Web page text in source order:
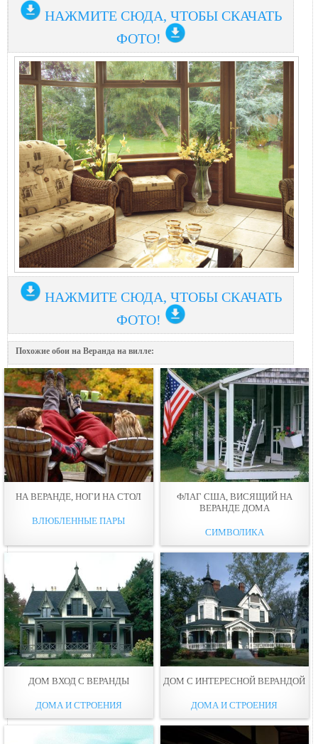
НАЖМИТЕ СЮДА, ЧТОБЫ СКАЧАТЬ
ФОТО!
НАЖМИТЕ СЮДА, ЧТОБЫ СКАЧАТЬ
ФОТО!
Похожие обои на Веранда на вилле:
НА ВЕРАНДЕ, НОГИ НА СТОЛ
ВЛЮБЛЕННЫЕ ПАРЫ
ФЛАГ США, ВИСЯЩИЙ НА
ВЕРАНДЕ ДОМА
СИМВОЛИКА
ДОМ ВХОД С ВЕРАНДЫ
ДОМА И СТРОЕНИЯ
ДОМ С ИНТЕРЕСНОЙ ВЕРАНДОЙ
ДОМА И СТРОЕНИЯ